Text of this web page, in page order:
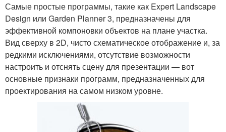
Самые простые программы, такие как Expert Landscape
Design или Garden Planner 3, предназначены для
эффективной компоновки объектов на плане участка.
Вид сверху в 2D, чисто схематическое отображение и, за
редкими исключениями, отсутствие возможности
настроить и отснять сцену для презентации — вот
основные признаки программ, предназначенных для
проектирования на самом низком уровне.